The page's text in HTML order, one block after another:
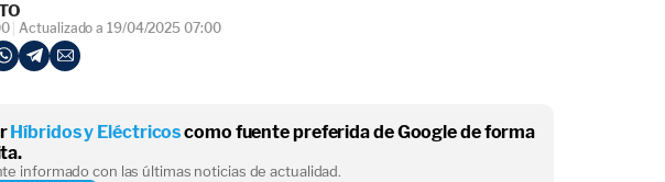
Actualizado a 19/04/2025 07:00
Híbridos y Eléctricoscomo fuente preferida de Google de forma
informado con las últimas noticias de actualidad.